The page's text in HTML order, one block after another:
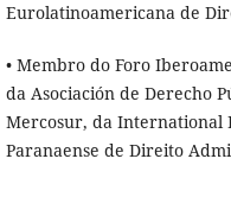
Eurolatinoamericana de
• Membro do Foro
da Asociación de Derecho
Mercosur, da International
Paranaense de Direito